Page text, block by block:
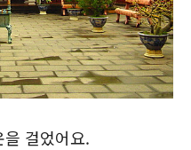
걸었어요.